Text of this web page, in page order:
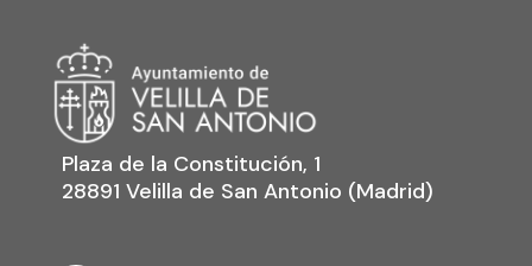
Plaza de la Constitución, 1
28891 Velilla de San Antonio (Madrid)